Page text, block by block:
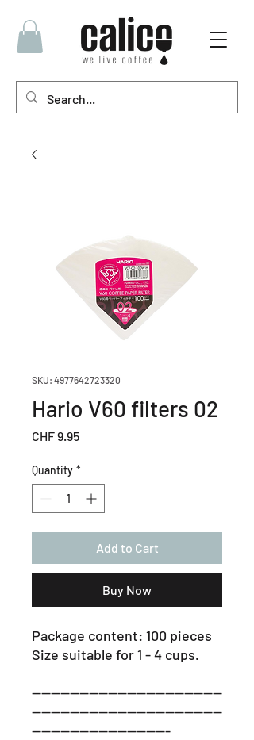
SKU: 4977642723320
Hario V60 filters 02
CHF 9.95Price
Quantity *
Add to Cart
Buy Now
Package content: 100 pieces
Size suitable for 1 - 4 cups.
----------------------------------------
----------------------------------------
-----------------------------